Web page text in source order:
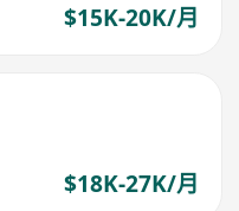
$15K-20K/月
$18K-27K/月